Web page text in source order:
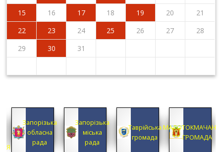
15
16 17 18 19 20
21
22
23 24 25 26 27
28
29
30 31
Запорізька
обласна
рада
Запорізька
міська
рада
Таврійська
громада
ГРОМАДА